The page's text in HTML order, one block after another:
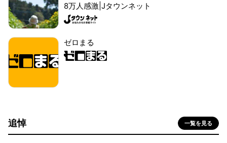
8万人感激|Jタウンネット
ゼロまる
追悼 一覧を見る